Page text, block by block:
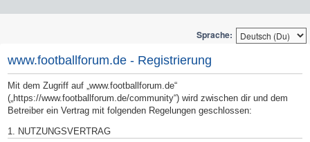
Sprache:
www.footballforum.de - Registrierung
Mit dem Zugriff auf „www.footballforum.de“
(„https://www.footballforum.de/community“) wird zwischen dir und dem
Betreiber ein Vertrag mit folgenden Regelungen geschlossen:
1. NUTZUNGSVERTRAG